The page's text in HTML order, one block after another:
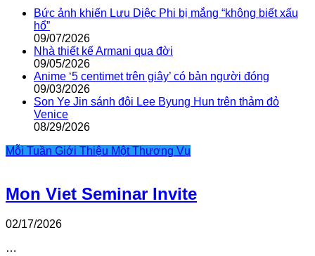
Bức ảnh khiến Lưu Diệc Phi bị mắng “không biết xấu
hổ”
09/07/2026
Nhà thiết kế Armani qua đời
09/05/2026
Anime ‘5 centimet trên giây’ có bản người đóng
09/03/2026
Son Ye Jin sánh đôi Lee Byung Hun trên thảm đỏ
Venice
08/29/2026
Mỗi Tuần Giới Thiệu Một Thương Vụ
Mon Viet Seminar Invite
02/17/2026
…